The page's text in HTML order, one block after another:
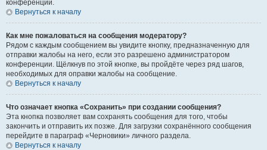
конференции.
Вернуться к началу
Как мне пожаловаться на сообщения модератору?
Рядом с каждым сообщением вы увидите кнопку, предназначенную для
отправки жалобы на него, если это разрешено администратором
конференции. Щёлкнув по этой кнопке, вы пройдёте через ряд шагов,
необходимых для оправки жалобы на сообщение.
Вернуться к началу
Что означает кнопка «Сохранить» при создании сообщения?
Эта кнопка позволяет вам сохранять сообщения для того, чтобы
закончить и отправить их позже. Для загрузки сохранённого сообщения
перейдите в параграф «Черновики» личного раздела.
Вернуться к началу